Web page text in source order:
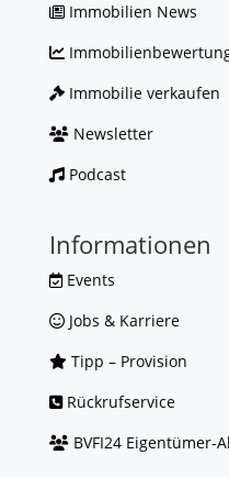
Immobilien News
Immobilie verkaufen
Newsletter
Podcast
Informationen
Events
Jobs & Karriere
Tipp – Provision
Rückrufservice
BVFI24 Eigentümer-